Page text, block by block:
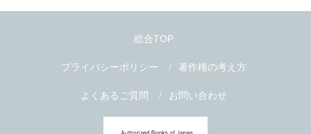
総合TOP
プライバシーポリシー 著作権の考え方
よくあるご質問 お問い合わせ